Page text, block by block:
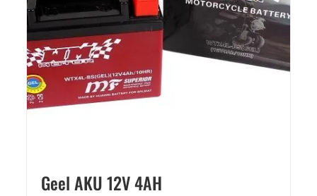
Geel AKU 12V 4AH